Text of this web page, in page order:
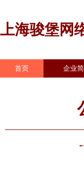
上海骏堡网
首页 企业